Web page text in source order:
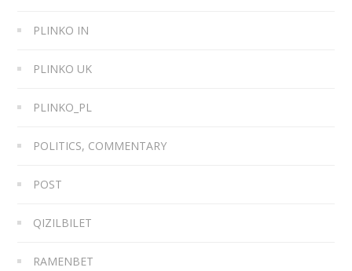
PLINKO IN
PLINKO UK
PLINKO_PL
POLITICS, COMMENTARY
POST
QIZILBILET
RAMENBET